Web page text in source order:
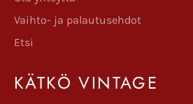
Vaihto- ja palautusehdot
Etsi
KÄTKÖ VINTAGE